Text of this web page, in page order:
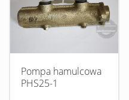
Pompa hamulcowa
PHS25-1